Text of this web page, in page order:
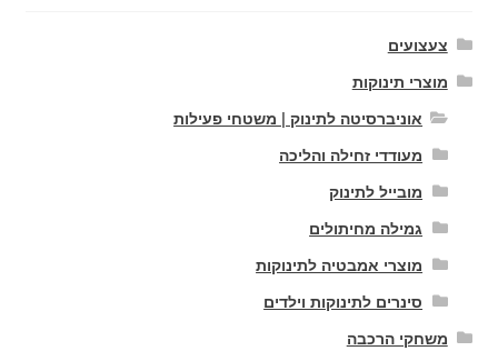
צעצועים
מוצרי תינוקות
אוניברסיטה לתינוק | משטחי פעילות
מעודדי זחילה והליכה
מובייל לתינוק
גמילה מחיתולים
מוצרי אמבטיה לתינוקות
סינרים לתינוקות וילדים
משחקי הרכבה